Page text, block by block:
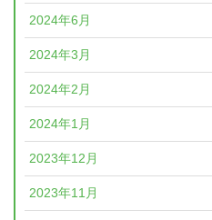
2024年6月
2024年3月
2024年2月
2024年1月
2023年12月
2023年11月